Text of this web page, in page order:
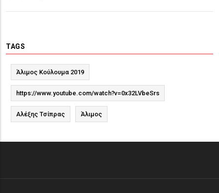
TAGS
Άλιμος Κούλουμα 2019
https://www.youtube.com/watch?v=0x32LVbeSrs
Αλέξης Τσίπρας Άλιμος